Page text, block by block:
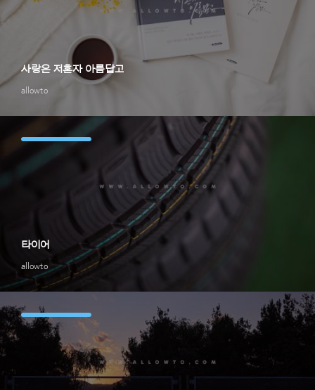
allowto
사랑은 저혼자 아름답고
allowto
타이어